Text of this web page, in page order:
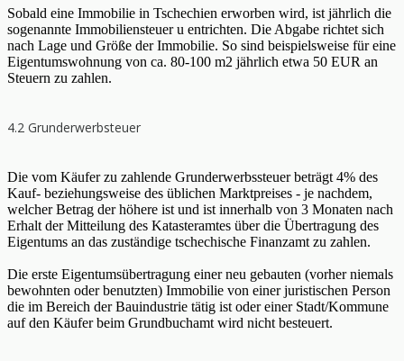
Sobald eine Immobilie in Tschechien erworben wird, ist jährlich die
sogenannte Immobiliensteuer u entrichten. Die Abgabe richtet sich
nach Lage und Größe der Immobilie. So sind beispielsweise für eine
Eigentumswohnung von ca. 80-100 m2 jährlich etwa 50 EUR an
Steuern zu zahlen.
4.2 Grunderwerbsteuer
Die vom Käufer zu zahlende Grunderwerbssteuer beträgt 4% des
Kauf- beziehungsweise des üblichen Marktpreises - je nachdem,
welcher Betrag der höhere ist und ist innerhalb von 3 Monaten nach
Erhalt der Mitteilung des Katasteramtes über die Übertragung des
Eigentums an das zuständige tschechische Finanzamt zu zahlen.
Die erste Eigentumsübertragung einer neu gebauten (vorher niemals
bewohnten oder benutzten) Immobilie von einer juristischen Person
die im Bereich der Bauindustrie tätig ist oder einer Stadt/Kommune
auf den Käufer beim Grundbuchamt wird nicht besteuert.